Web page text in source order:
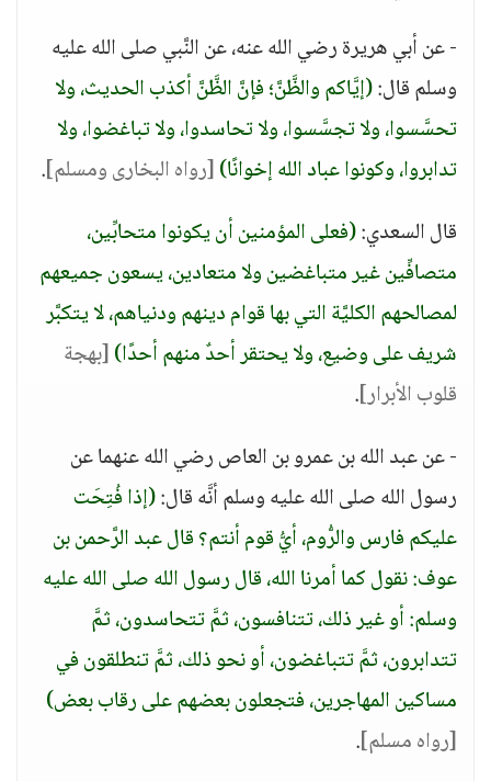
- عن أبي هريرة رضي الله عنه، عن النَّبي صلى الله عليه
وسلم قال:(إيَّاكم والظَّنَّ؛ فإنَّ الظَّنَّ أكذب الحديث، ولا
تحسَّسوا، ولا تجسَّسوا، ولا تحاسدوا، ولا تباغضوا، ولا
تدابروا، وكونوا عباد الله إخوانًا)[رواه البخارى ومسلم].
قال السعدي:(فعلى المؤمنين أن يكونوا متحابِّين،
متصافِّين غير متباغضين ولا متعادين، يسعون جميعهم
لمصالحهم الكليَّة التي بها قوام دينهم ودنياهم، لا يتكبَّر
شريف على وضيع، ولا يحتقر أحدٌ منهم أحدًا)[بهجة
قلوب الأبرار].
- عن عبد الله بن عمرو بن العاص رضي الله عنهما عن
رسول الله صلى الله عليه وسلم أنَّه قال:(إذا فُتِحَت
عليكم فارس والرُّوم، أيُّ قوم أنتم؟ قال عبد الرَّحمن بن
عوف: نقول كما أمرنا الله، قال رسول الله صلى الله عليه
وسلم: أو غير ذلك، تتنافسون، ثمَّ تتحاسدون، ثمَّ
تتدابرون، ثمَّ تتباغضون، أو نحو ذلك، ثمَّ تنطلقون في
مساكين المهاجرين، فتجعلون بعضهم على رقاب بعض)
[رواه مسلم].